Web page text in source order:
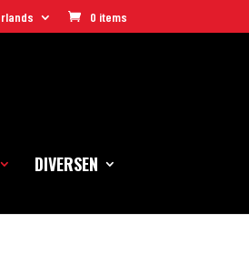
0 items
DIVERSEN